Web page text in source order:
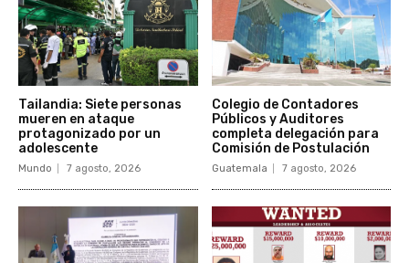
Tailandia: Siete personas
mueren en ataque
protagonizado por un
adolescente
Mundo 7 agosto, 2026
Colegio de Contadores
Públicos y Auditores
completa delegación para
Comisión de Postulación
Guatemala 7 agosto, 2026